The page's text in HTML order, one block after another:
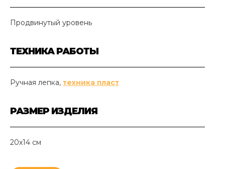
Продвинутый уровень
ТЕХНИКА РАБОТЫ
Ручная лепка, техника пласт
РАЗМЕР ИЗДЕЛИЯ
20х14 см